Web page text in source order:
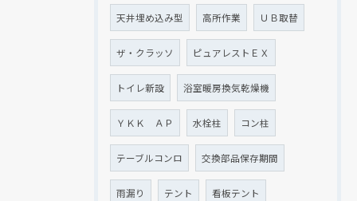
天井埋め込み型 高所作業 ＵＢ取替
ザ・クラッソ ピュアレストＥＸ
トイレ新設 浴室暖房換気乾燥機
ＹＫＫ ＡＰ 水栓柱 コン柱
テーブルコンロ 交換部品保存期間
雨漏り テント 看板テント